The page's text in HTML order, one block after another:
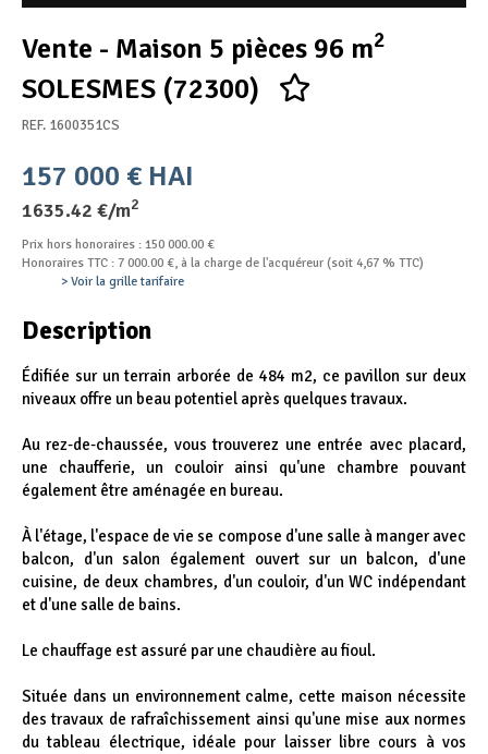
Vente - Maison 5 pièces 96 m2
SOLESMES (72300)
REF. 1600351CS
157 000 € HAI
1635.42 €/m2
Prix hors honoraires : 150 000.00 €
Honoraires TTC : 7 000.00 €, à la charge de l'acquéreur (soit 4,67 % TTC)
> Voir la grille tarifaire
Description
Édifiée sur un terrain arborée de 484 m2, ce pavillon sur deux
niveaux offre un beau potentiel après quelques travaux.
Au rez-de-chaussée, vous trouverez une entrée avec placard,
une chaufferie, un couloir ainsi qu'une chambre pouvant
également être aménagée en bureau.
À l'étage, l'espace de vie se compose d'une salle à manger avec
balcon, d'un salon également ouvert sur un balcon, d'une
cuisine, de deux chambres, d'un couloir, d'un WC indépendant
et d'une salle de bains.
Le chauffage est assuré par une chaudière au fioul.
Située dans un environnement calme, cette maison nécessite
des travaux de rafraîchissement ainsi qu'une mise aux normes
du tableau électrique, idéale pour laisser libre cours à vos